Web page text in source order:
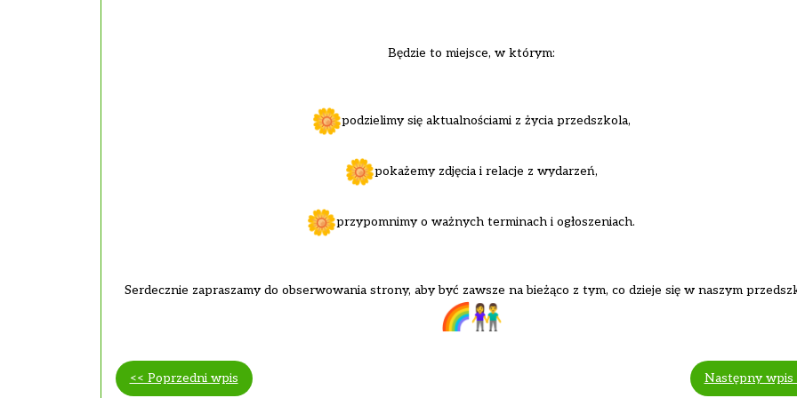
Będzie to miejsce, w którym:
podzielimy się aktualnościami z życia przedszkola,
pokażemy zdjęcia i relacje z wydarzeń,
przypomnimy o ważnych terminach i ogłoszeniach.
Serdecznie zapraszamy do obserwowania strony, aby być zawsze na bieżąco z tym, co dzieje się w naszym
<< Poprzedni wpis Następny wpis